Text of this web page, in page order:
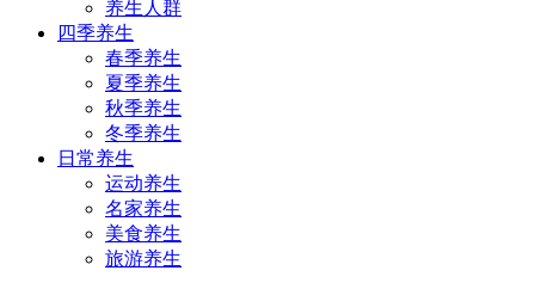
养生人群
四季养生
春季养生
夏季养生
秋季养生
冬季养生
日常养生
运动养生
名家养生
美食养生
旅游养生